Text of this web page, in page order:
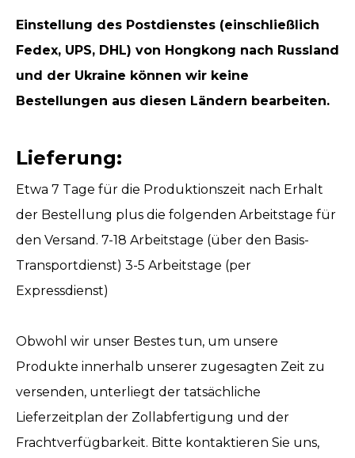
Einstellung des Postdienstes (einschließlich
Fedex, UPS, DHL) von Hongkong nach Russland
und der Ukraine können wir keine
Bestellungen aus diesen Ländern bearbeiten.
Lieferung:
Etwa 7 Tage für die Produktionszeit nach Erhalt
der Bestellung plus die folgenden Arbeitstage für
den Versand. 7-18 Arbeitstage (über den Basis-
Transportdienst) 3-5 Arbeitstage (per
Expressdienst)
Obwohl wir unser Bestes tun, um unsere
Produkte innerhalb unserer zugesagten Zeit zu
versenden, unterliegt der tatsächliche
Lieferzeitplan der Zollabfertigung und der
Frachtverfügbarkeit. Bitte kontaktieren Sie uns,